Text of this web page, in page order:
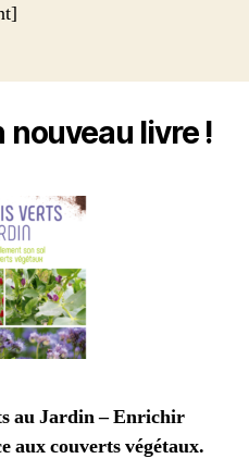
livre !
au Jardin – Enrichir
aux couverts végétaux.